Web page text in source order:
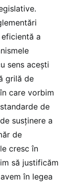
a
sens acești
grilă de
care vorbim
de
susținere a
de
cresc în
să justificăm
în legea